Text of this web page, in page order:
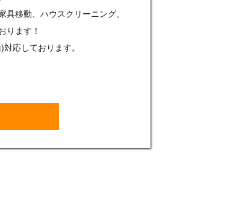
移動、ハウスクリーニング、
ります！
応しております。